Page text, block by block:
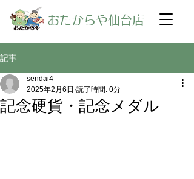
​おたからや仙台店
記事
記念硬貨・記念メダル
sendai4
2025年2月6日 読了時間: 0分